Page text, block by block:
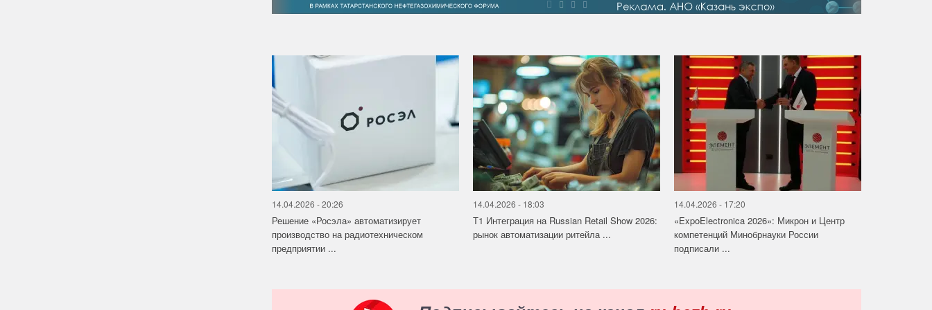
14.04.2026 - 20:26
Решение «Росэла» автоматизирует
производство на радиотехническом
предприятии ...
14.04.2026 - 18:03
Т1 Интеграция на Russian Retail Show 2026:
рынок автоматизации ритейла ...
14.04.2026 - 17:20
«ExpoElectronica 2026»: Микрон и Центр
компетенций Минобрнауки России
подписали ...